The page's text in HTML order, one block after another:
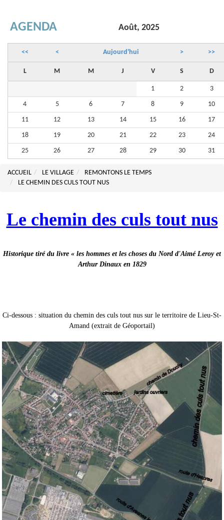
AGENDA Août, 2025
<< < Aujourd'hui > >>
L M M J V S D
1 2 3
4 5 6 7 8 9 10
11 12 13 14 15 16 17
18 19 20 21 22 23 24
25 26 27 28 29 30 31
ACCUEIL LE VILLAGE
REMONTONS LE TEMPS
LE CHEMIN DES CULS TOUT NUS
Le chemin des culs tout nus
Historique tiré du livre « les hommes et les choses du Nord d'Aimé Leroy et
Arthur Dinaux en 1829
Ci-dessous : situation du chemin des culs tout nus sur le territoire de Lieu-St-
Amand (extrait de Géoportail)